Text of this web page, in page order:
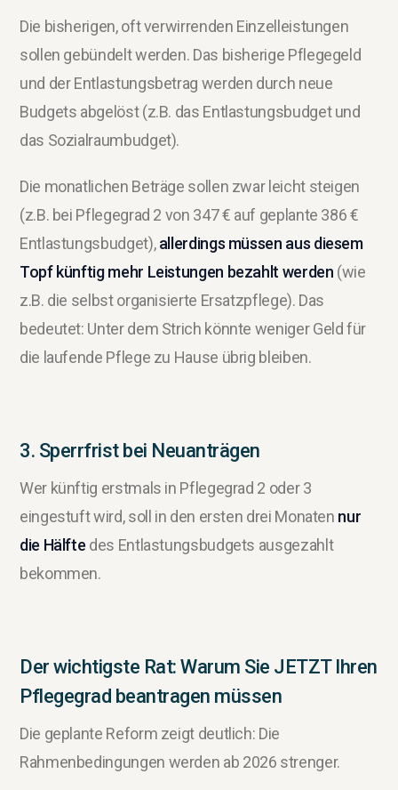
Die bisherigen, oft verwirrenden Einzelleistungen
sollen gebündelt werden. Das bisherige Pflegegeld
und der Entlastungsbetrag werden durch neue
Budgets abgelöst (z.B. das Entlastungsbudget und
das Sozialraumbudget).
Die monatlichen Beträge sollen zwar leicht steigen
(z.B. bei Pflegegrad 2 von 347 € auf geplante 386 €
Entlastungsbudget),allerdings müssen aus diesem
Topf künftig mehr Leistungen bezahlt werden (wie
z.B. die selbst organisierte Ersatzpflege). Das
bedeutet: Unter dem Strich könnte weniger Geld für
die laufende Pflege zu Hause übrig bleiben.
3. Sperrfrist bei Neuanträgen
Wer künftig erstmals in Pflegegrad 2 oder 3
eingestuft wird, soll in den ersten drei Monaten nur
die Hälfte des Entlastungsbudgets ausgezahlt
bekommen.
Der wichtigste Rat: Warum Sie JETZT Ihren
Pflegegrad beantragen müssen
Die geplante Reform zeigt deutlich: Die
Rahmenbedingungen werden ab 2026 strenger.